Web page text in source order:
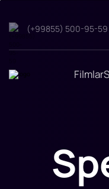
Spensr
filmi
2020-
(+99855) 500-95-59
Filmlar